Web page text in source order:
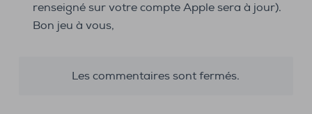
renseigné sur votre compte Apple sera à jour).
Bon jeu à vous,
Les commentaires sont fermés.